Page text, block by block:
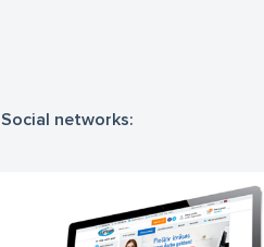
Social networks: